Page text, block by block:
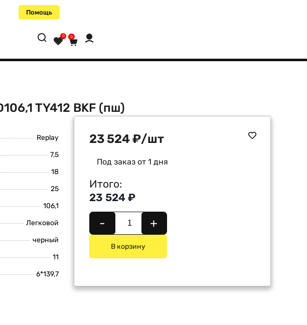
Помощь
0 0
TY412 BKF (пш)
Replay
7,5
18
25
106,1
Легковой
черный
11
6*139,7
23 524₽/шт
Под заказ от 1 дня
Итого:
23 524 ₽
- +
В корзину